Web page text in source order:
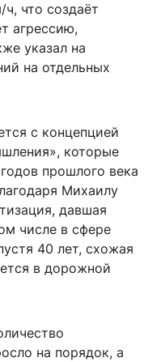
что создаёт
агрессию,
указал на
на отдельных
с концепцией
которые
прошлого века
Михаилу
давшая
числе в сфере
40 лет, схожая
в дорожной
на порядок, а